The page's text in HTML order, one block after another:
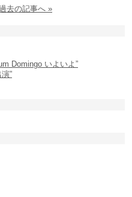
去の記事へ »
Domingo いよいよ”
”